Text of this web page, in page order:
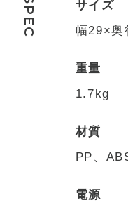
SPEC
サイズ
幅29×奥
重量
1.7kg
材質
PP、
電源